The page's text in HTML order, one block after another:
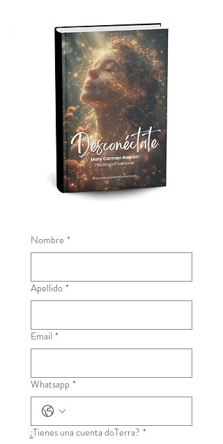
DESCONÉCTATE
Nombre *
Apellido *
Email *
Whatsapp *
¿Tienes una cuenta doTerra? *